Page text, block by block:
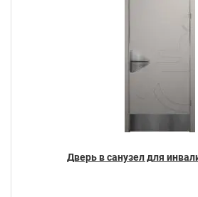
Дверь в санузел для